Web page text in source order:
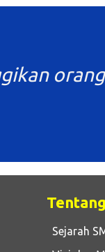
Sejarah